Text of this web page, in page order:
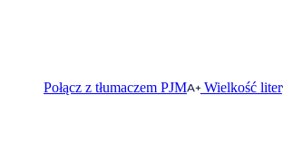
Połącz z tłumaczem PJM Wielkość liter